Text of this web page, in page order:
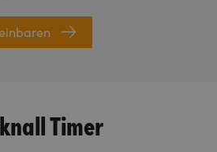
Timer